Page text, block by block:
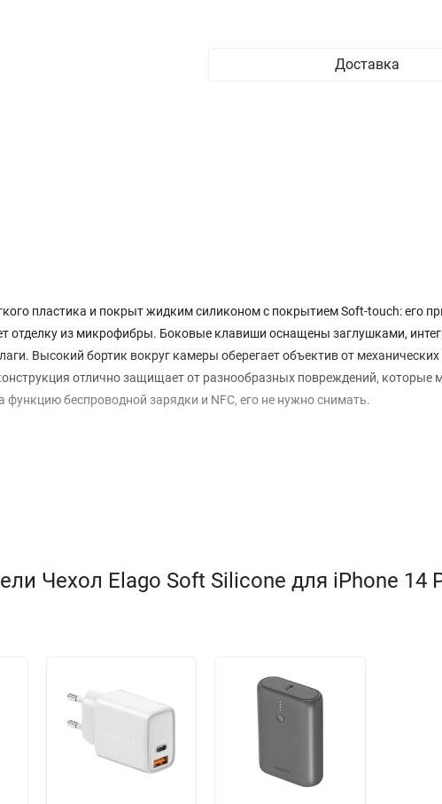
Доставка
пластика и покрыт жидким силиконом с покрытием Soft-touch: его
отделку из микрофибры. Боковые клавиши оснащены заглушками,
Высокий бортик вокруг камеры оберегает объектив от
отлично защищает от разнообразных повреждений, которые
беспроводной зарядки и NFC, его не нужно снимать.
Чехол Elago Soft Silicone для iPhone 14